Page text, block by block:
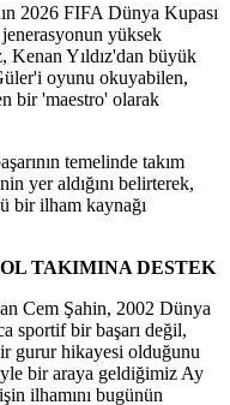
2026 FIFA Dünya Kupası
yüksek
Kenan Yıldız'dan büyük
oyunu okuyabilen,
bir 'maestro' olarak
temelinde takım
yer aldığını belirterek,
bir ilham kaynağı
TAKIMINA DESTEK
Cem Şahin, 2002 Dünya
sportif bir başarı değil,
gurur hikayesi olduğunu
bir araya geldiğimiz Ay
ilhamını bugünün